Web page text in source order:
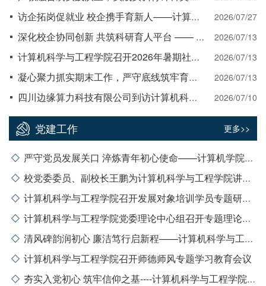
2026/07/27
访企拓岗促就业 校企携手育新人——计算机学院走访乐聚机器人开展暑期访企拓岗促就业专项行动
2026/07/13
深化校企协同创新 共筑科研育人平台 —— 计算机科学与工程学院与北京天宇智巡科技有限公司开展校企合作座谈
2026/07/13
计算机科学与工程学院召开2026年暑期社会实践安全责任落实大会
2026/07/13
凝心聚力抓实期末工作，严守底线筑牢育人防线 ——计算机学院召开学生工作部署会议
2026/07/10
四川边缘算力科技有限公司到访计算机科学与工程学院洽谈合作
党建工作 更多>>
严守党员发展关口 淬炼青年初心使命——计算机学院学生第六党支部召开预备党员接收大会
校党委委员、副校长王鹏为计算机科学与工程学院讲授专题党课
计算机科学与工程学院召开发展对象培训学员专题研讨会 ----淬炼初心强党性 砥砺实干向组织靠拢
计算机科学与工程学院党委理论中心组召开专题理论学习会
清风碑韵润初心 廉洁笃行启新程——计算机科学与工程学院组织研究生党员赴西安碑林博物馆开展廉政教育主题党日活动
计算机科学与工程学院召开师德师风专题学习教育会议
夯实入党初心 筑牢信仰之基----计算机科学与工程学院入党积极分子专题培训圆满举行